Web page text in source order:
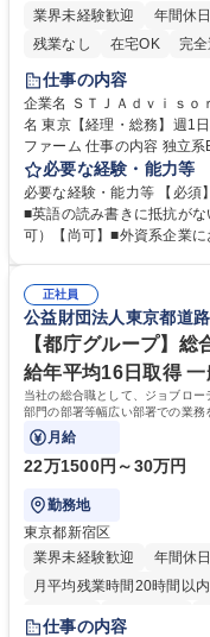
業界未経験歓迎
年間休
残業なし
在宅OK 完全
仕事の内容
企業名 ＳＴＪＡｄｖｉｓｏｒ
名 東京【経理・総務】週1
ファーム 仕事の内容 独立系ECMアドバイザリーファームとして上場前後
の資本市場戦略を設計する
バックオフィス業務からス
できる環境です。 ■日常経理、月次および年次決算サポート業務 ■本国
（グローバル）との英文メ
業務をお任せします。残業
を進めやすく定着率の高い環境です。 募集職種 東京
出社程度のリモート中心/
必要な経験・能力等
必要な経験・能力等 【必須
■英語の読み書きに抵抗が
可）【尚可】■外資系企業
【働き方について】現在は
ライフバランスを重視する
談可）。【求める人物像】
社内外と円滑にコミュニケ
歴・資格 学歴：大学院 大学
正社員
公益財団法人東京都道
【都庁グループ】
給年平均16日取得 一
当社の総合職として、ジョブロ
部門の部署等幅広い部署での業務
ております！ ※下記業務詳細
月給
22万1500円～30万円
勤務地
東京都新宿区
業界未経験歓迎
年間休
月平均残業時間20時間以内
研修あり
退職金あり
仕事の内容